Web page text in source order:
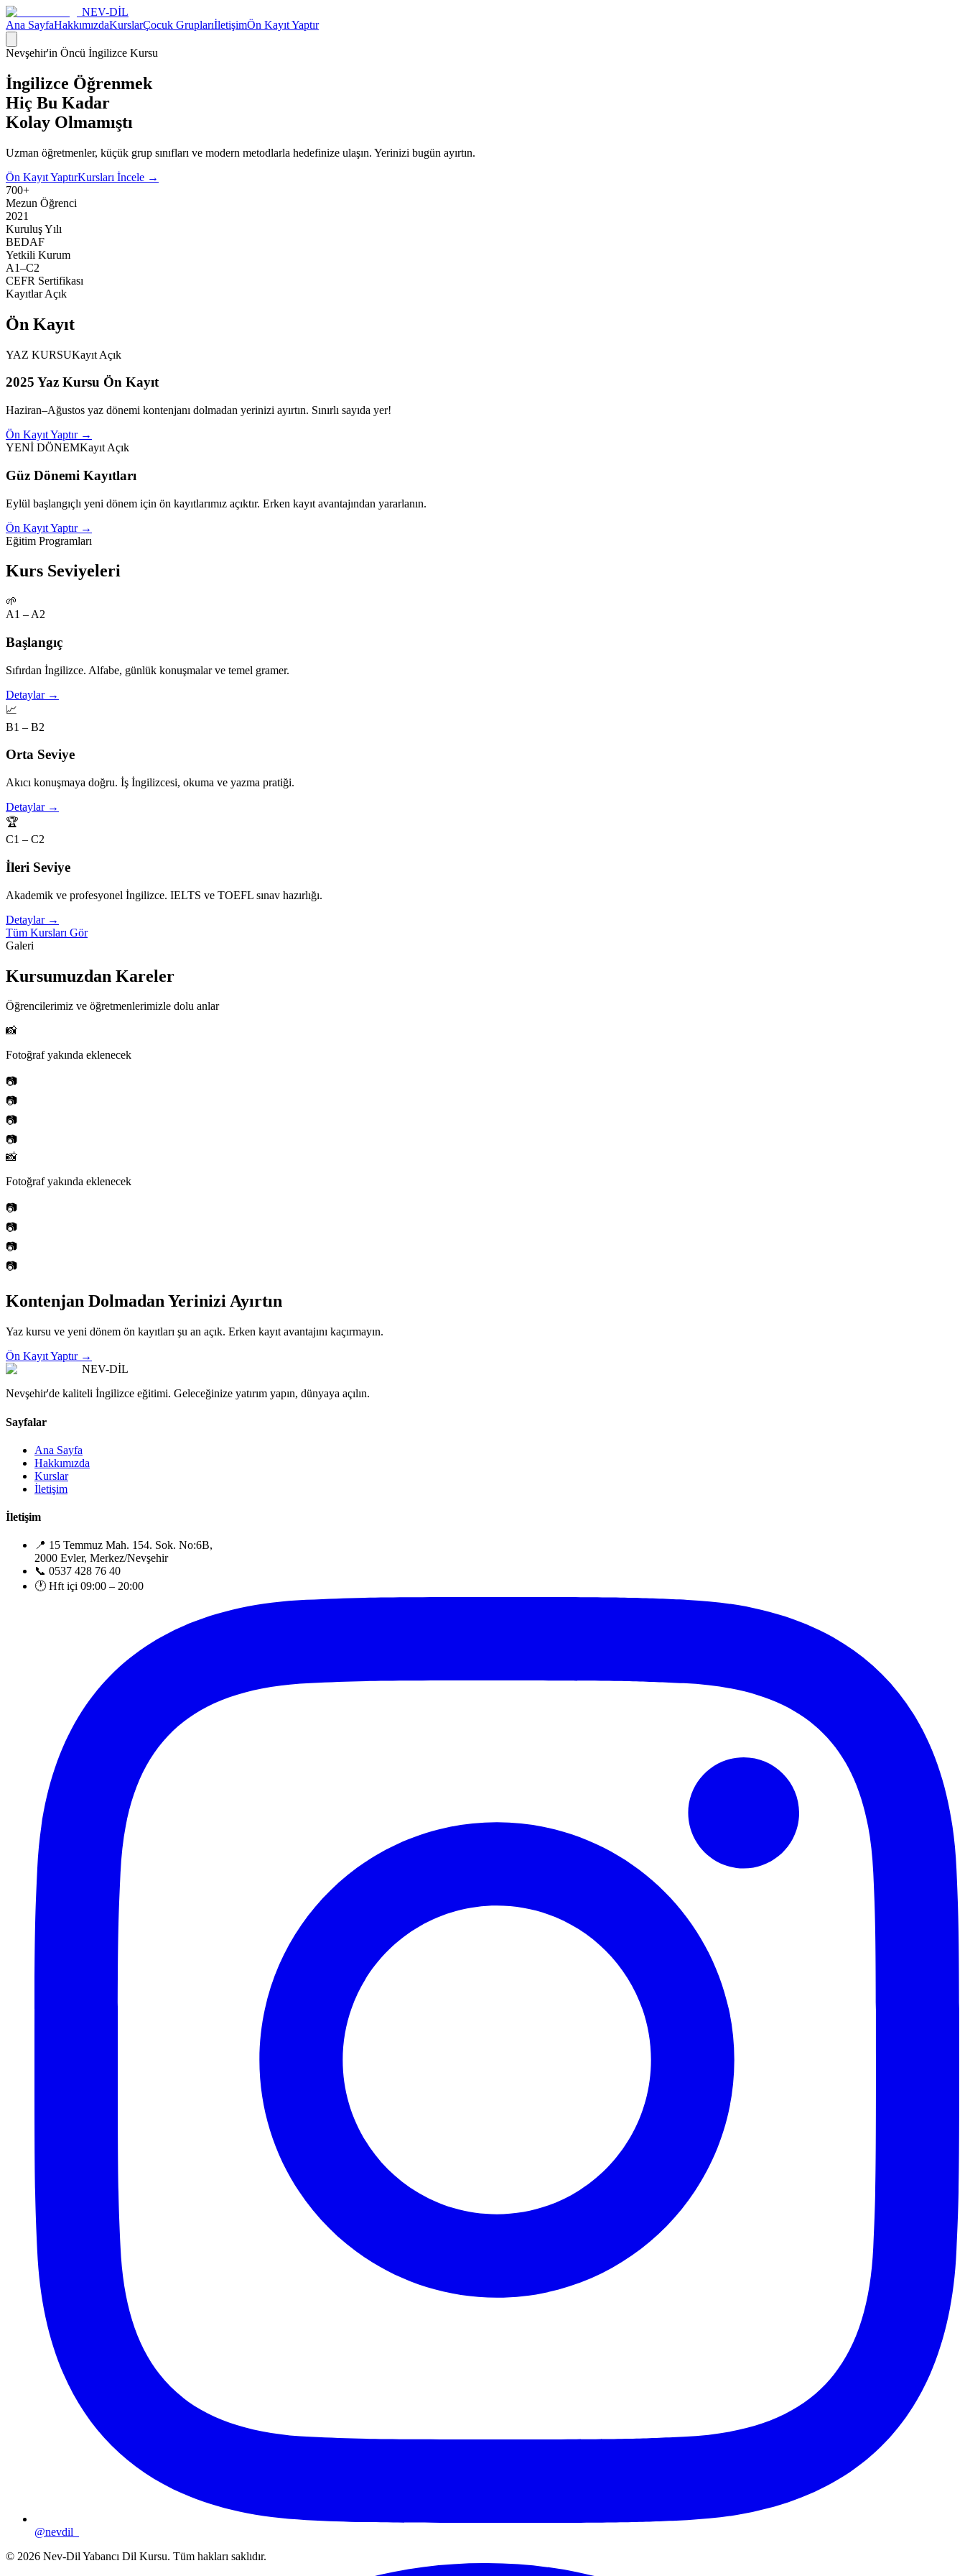
NEV-DİL
Ana SayfaHakkımızdaKurslarÇocuk GruplarıİletişimÖn Kayıt Yaptır
Nevşehir'in Öncü İngilizce Kursu
İngilizce Öğrenmek
Hiç Bu Kadar
Kolay Olmamıştı
Uzman öğretmenler, küçük grup sınıfları ve modern metodlarla hedefinize ulaşın. Yerinizi bugün ayırtın.
Ön Kayıt YaptırKursları İncele →
700+
Mezun Öğrenci
2021
Kuruluş Yılı
BEDAF
Yetkili Kurum
A1–C2
CEFR Sertifikası
Kayıtlar Açık
Ön Kayıt
YAZ KURSUKayıt Açık
2025 Yaz Kursu Ön Kayıt
Haziran–Ağustos yaz dönemi kontenjanı dolmadan yerinizi ayırtın. Sınırlı sayıda yer!
Ön Kayıt Yaptır →
YENİ DÖNEMKayıt Açık
Güz Dönemi Kayıtları
Eylül başlangıçlı yeni dönem için ön kayıtlarımız açıktır. Erken kayıt avantajından yararlanın.
Ön Kayıt Yaptır →
Eğitim Programları
Kurs Seviyeleri
🌱
A1 – A2
Başlangıç
Sıfırdan İngilizce. Alfabe, günlük konuşmalar ve temel gramer.
Detaylar →
📈
B1 – B2
Orta Seviye
Akıcı konuşmaya doğru. İş İngilizcesi, okuma ve yazma pratiği.
Detaylar →
🏆
C1 – C2
İleri Seviye
Akademik ve profesyonel İngilizce. IELTS ve TOEFL sınav hazırlığı.
Detaylar →
Tüm Kursları Gör
Galeri
Kursumuzdan Kareler
Öğrencilerimiz ve öğretmenlerimizle dolu anlar
📸
Fotoğraf yakında eklenecek
📷
📷
📷
📷
📸
Fotoğraf yakında eklenecek
📷
📷
📷
📷
Kontenjan Dolmadan Yerinizi Ayırtın
Yaz kursu ve yeni dönem ön kayıtları şu an açık. Erken kayıt avantajını kaçırmayın.
Ön Kayıt Yaptır →
NEV-DİL
Nevşehir'de kaliteli İngilizce eğitimi. Geleceğinize yatırım yapın, dünyaya açılın.
Sayfalar
Ana Sayfa
Hakkımızda
Kurslar
İletişim
İletişim
📍 15 Temmuz Mah. 154. Sok. No:6B,
2000 Evler, Merkez/Nevşehir
📞 0537 428 76 40
🕐 Hft içi 09:00 – 20:00
@nevdil_
© 2026 Nev-Dil Yabancı Dil Kursu. Tüm hakları saklıdır.